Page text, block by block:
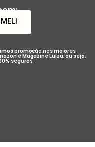
promoção nos maiores
e Magazine Luiza, ou seja,
seguros.